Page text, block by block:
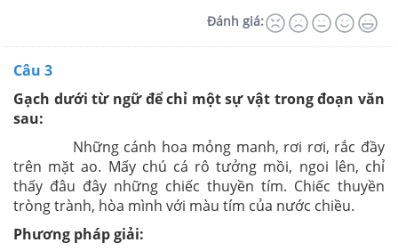
Đánh giá:
Câu 3
Gạch dưới từ ngữ để chỉ một sự vật trong đoạn văn
sau:
Những cánh hoa mỏng manh, rơi rơi, rắc đầy
trên mặt ao. Mấy chú cá rô tưởng mồi, ngoi lên, chỉ
thấy đâu đây những chiếc thuyền tím. Chiếc thuyền
tròng trành, hòa mình với màu tím của nước chiều.
Phương pháp giải: